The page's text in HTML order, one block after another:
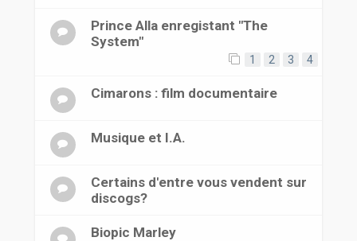
Prince Alla enregistant "The
System"
1 2 3 4
Cimarons : film documentaire
Musique et I.A.
Certains d'entre vous vendent sur
discogs?
Biopic Marley